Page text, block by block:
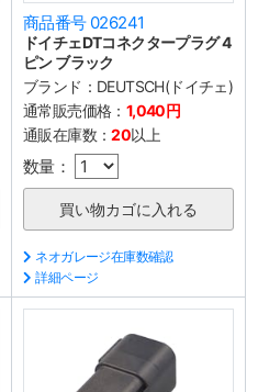
商品番号 026241
ドイチェDTコネクタープラグ 4
ピン ブラック
ブランド： DEUTSCH(ドイチェ)
通常販売価格： 1,040円
通販在庫数：20以上
数量：
ネオガレージ在庫数確認
詳細ページ